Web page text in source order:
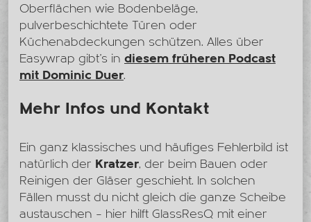
Oberflächen wie Bodenbeläge,
pulverbeschichtete Türen oder
Küchenabdeckungen schützen. Alles über
Easywrap gibt’s in diesem früheren Podcast
mit Dominic Duer.
Mehr Infos und Kontakt
Ein ganz klassisches und häufiges Fehlerbild ist
natürlich der Kratzer, der beim Bauen oder
Reinigen der Gläser geschieht. In solchen
Fällen musst du nicht gleich die ganze Scheibe
austauschen – hier hilft GlassResQ mit einer